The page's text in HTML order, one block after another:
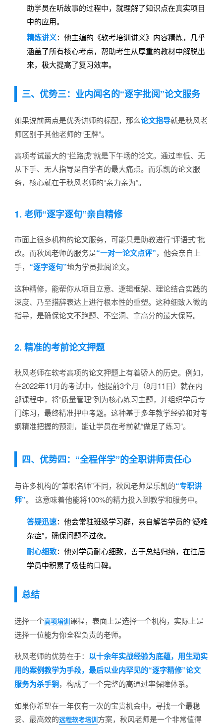
助学员在听故事的过程中，就理解了知识点在真实项目
中的应用。
精炼讲义：他主编的《软考培训讲义》内容精炼，几乎
涵盖了所有核心考点，帮助考生从厚重的教材中解脱出
来，极大提高了复习效率。
三、优势三：业内闻名的“逐字批阅”论文服务
如果说前两点是优秀讲师的标配，那么论文指导就是秋风老
师区别于其他老师的“王牌”。
高项考试最大的“拦路虎”就是下午场的论文。通过率低、无
从下手、无人指导是自学者的最大痛点。而乐凯的论文服
务，核心就在于秋风老师的“亲力亲为”。
1. 老师“逐字逐句”亲自精修
市面上很多机构的论文服务，可能只是助教进行“评语式”批
改。而秋风老师的服务是“一对一论文点评”，他会亲自上
手， “逐字逐句”地为学员批阅论文。
这种精修，能帮你从项目立意、逻辑框架、理论结合实践的
深度、乃至措辞表达上进行根本性的重塑。这种细致入微的
指导，是确保论文不跑题、不空洞、拿高分的最大保障。
2. 精准的考前论文押题
秋风老师在软考高项的论文押题上有着骄人的历史。例如，
在2022年11月的考试中，他提前3个月（8月11日）就在内
部课程中，将“质量管理”列为核心练习主题，并组织学员专
门练习，最终精准押中考题。这种基于多年教学经验和对考
纲精准把握的预测，能让学员在考前就“做足了练习”。
四、优势四：“全程伴学”的全职讲师责任心
与许多机构的“兼职名师”不同，秋风老师是乐凯的“专职讲
师”。 这意味着他能将100%的精力投入到教学和服务中。
答疑迅速：他会常驻班级学习群，亲自解答学员的“疑难
杂症”，确保问题不过夜。
耐心细致：他对学员耐心细致，善于总结归纳，在往届
学员中积累了极佳的口碑。
总结
选择一个高项培训课程，表面上是选择一个机构，实际上是
选择一位能为你全程负责的老师。
秋风老师的优势在于： 以十余年实战经验为底蕴，用生动实
用的案例教学为手段，最后以业内罕见的“逐字精修”论文
服务为杀手锏，构成了一个完整的高通过率保障体系。
如果你希望在一年仅有一次的宝贵机会中，寻找一个最稳
妥、最高效的远程软考培训方案，秋风老师是一个非常值得